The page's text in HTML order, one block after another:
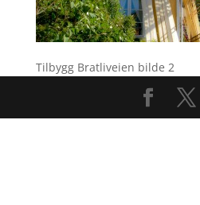
Tilbygg Bratliveien bilde 2